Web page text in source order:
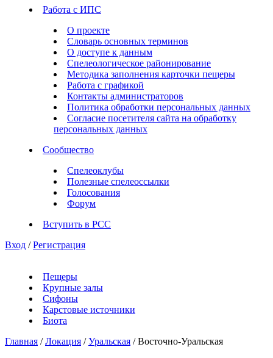
Работа с ИПС
О проекте
Словарь основных терминов
О доступе к данным
Спелеологическое районирование
Методика заполнения карточки пещеры
Работа с графикой
Контакты администраторов
Политика обработки персональных данных
Согласие посетителя сайта на обработку
персональных данных
Сообщество
Спелеоклубы
Полезные спелеоссылки
Голосования
Форум
Вступить в РСС
Вход / Регистрация
Пещеры
Крупные залы
Сифоны
Карстовые источники
Биота
Главная / Локация / Уральская / Восточно-Уральская